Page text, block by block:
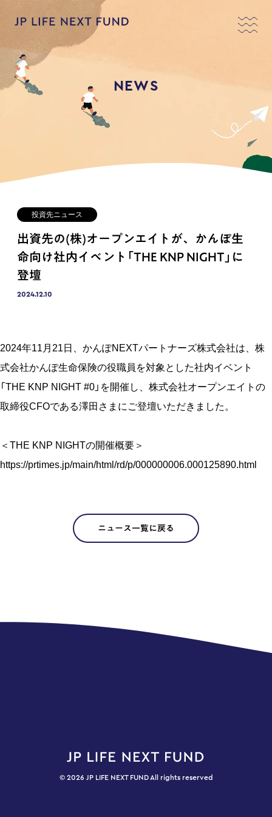
NEWS
投資先ニュース
出資先の(株)オープンエイトが、かんぽ生
命向け社内イベント「THE KNP NIGHT」に
登壇
2024.12.10
2024年11月21日、かんぽNEXTパートナーズ株式会社は、株
式会社かんぽ生命保険の役職員を対象とした社内イベント
「THE KNP NIGHT #0」を開催し、株式会社オープンエイトの
取締役CFOである澤田さまにご登壇いただきました。
＜THE KNP NIGHTの開催概要＞
https://prtimes.jp/main/html/rd/p/000000006.000125890.html
ニュース一覧に戻る
© 2026 JP LIFE NEXT FUND All rights reserved